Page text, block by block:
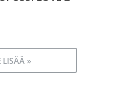
LISÄÄ »